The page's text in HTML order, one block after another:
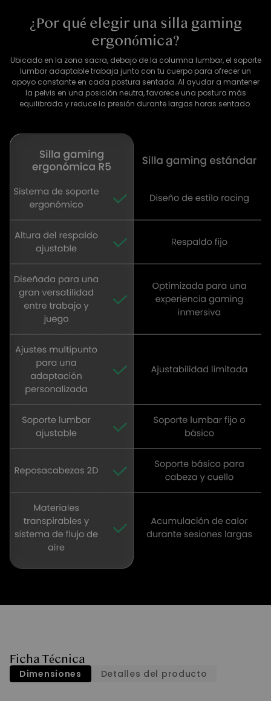
¿Por qué elegir una silla gaming
ergonómica?
Ubicado en la zona sacra, debajo de la columna lumbar, el soporte
lumbar adaptable trabaja junto con tu cuerpo para ofrecer un
apoyo constante en cada postura sentada. Al ayudar a mantener
la pelvis en una posición neutra, favorece una postura más
equilibrada y reduce la presión durante largas horas sentado.
Ficha Técnica
Dimensiones Detalles del producto